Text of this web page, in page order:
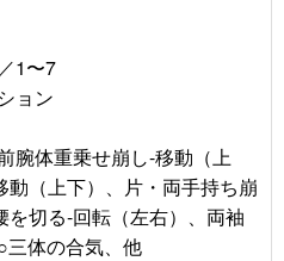
1〜7
ョン
腕体重乗せ崩し-移動（上
（上下）、片・両手持ち崩
を切る-回転（左右）、両袖
三体の合気、他